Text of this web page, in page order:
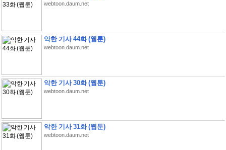
webtoon.daum.net
악한 기사 44화 (웹툰)
webtoon.daum.net
악한 기사 30화 (웹툰)
webtoon.daum.net
악한 기사 31화 (웹툰)
webtoon.daum.net